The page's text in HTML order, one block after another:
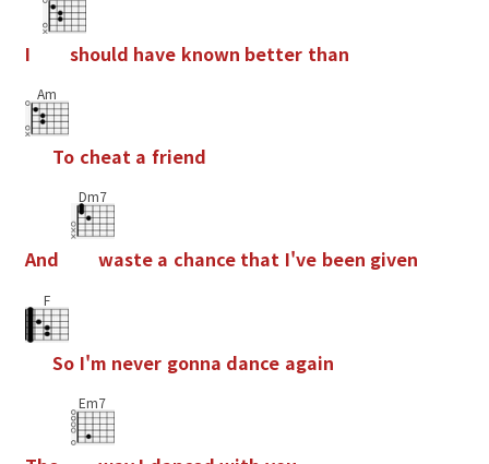
I should have known better than
Am
To cheat a friend
And
Dm7
waste a chance that I've been given
F
So I'm never gonna dance again
Em7